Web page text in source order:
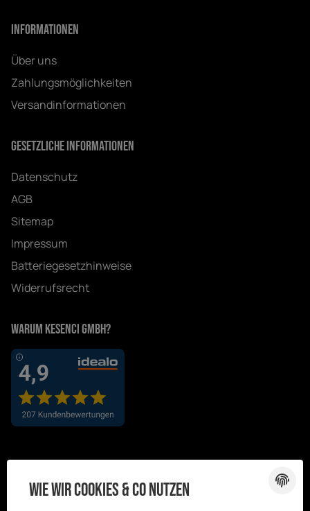
Informationen
Über uns
Zahlungsmöglichkeiten
Versandinformationen
Gesetzliche Informationen
Datenschutz
AGB
Sitemap
Impressum
Batteriegesetzhinweise
Widerrufsrecht
Warum Kesenci GmbH?
Wie wir Cookies & Co nutzen